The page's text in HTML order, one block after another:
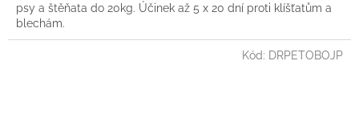
psy a štěňata do 20kg. Účinek až 5 x 20 dní proti klíšťatům a
blechám.
Kód: DRPETOBOJP